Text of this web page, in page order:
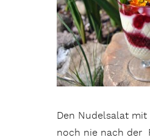
Den Nudelsalat
noch nie nach der